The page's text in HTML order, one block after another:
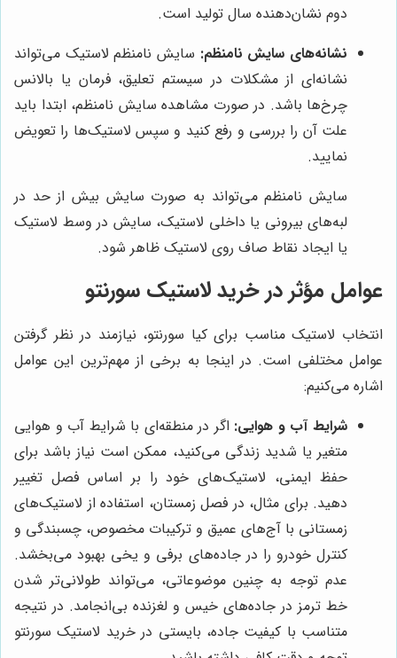
دوم نشان‌دهنده سال تولید است.
نشانه‌های سایش نامنظم: سایش نامنظم لاستیک می‌تواند
نشانه‌ای از مشکلات در سیستم تعلیق، فرمان یا بالانس
چرخ‌ها باشد. در صورت مشاهده سایش نامنظم، ابتدا باید
علت آن را بررسی و رفع کنید و سپس لاستیک‌ها را تعویض
نمایید.
سایش نامنظم می‌تواند به صورت سایش بیش از حد در
لبه‌های بیرونی یا داخلی لاستیک، سایش در وسط لاستیک
یا ایجاد نقاط صاف روی لاستیک ظاهر شود.
عوامل مؤثر در خرید لاستیک سورنتو
انتخاب لاستیک مناسب برای کیا سورنتو، نیازمند در نظر گرفتن
عوامل مختلفی است. در اینجا به برخی از مهم‌ترین این عوامل
اشاره می‌کنیم:
شرایط آب و هوایی: اگر در منطقه‌ای با شرایط آب و هوایی
متغیر یا شدید زندگی می‌کنید، ممکن است نیاز باشد برای
حفظ ایمنی، لاستیک‌های خود را بر اساس فصل تغییر
دهید. برای مثال، در فصل زمستان، استفاده از لاستیک‌های
زمستانی با آج‌های عمیق و ترکیبات مخصوص، چسبندگی و
کنترل خودرو را در جاده‌های برفی و یخی بهبود می‌بخشد.
عدم توجه به چنین موضوعاتی، می‌تواند طولانی‌تر شدن
خط ترمز در جاده‌های خیس و لغزنده بی‌انجامد. در نتیجه
متناسب با کیفیت جاده، بایستی در خرید لاستیک سورنتو